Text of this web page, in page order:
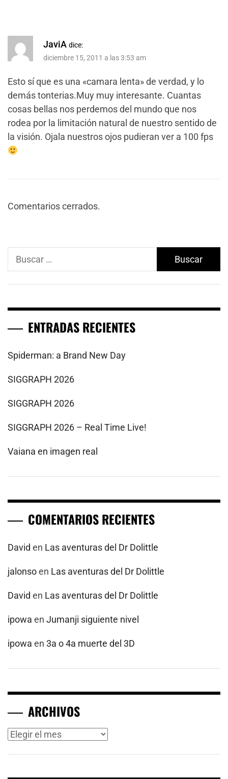
JaviA dice:
diciembre 15, 2011 a las 3:53 am
Esto sí que es una «camara lenta» de verdad, y lo
demás tonterias.Muy muy interesante. Cuantas
cosas bellas nos perdemos del mundo que nos
rodea por la limitación natural de nuestro sentido de
la visión. Ojala nuestros ojos pudieran ver a 100 fps
Comentarios cerrados.
Buscar:
ENTRADAS RECIENTES
Spiderman: a Brand New Day
SIGGRAPH 2026
SIGGRAPH 2026
SIGGRAPH 2026 – Real Time Live!
Vaiana en imagen real
COMENTARIOS RECIENTES
David en Las aventuras del Dr Dolittle
jalonsoen Las aventuras del Dr Dolittle
David en Las aventuras del Dr Dolittle
ipowa en Jumanji siguiente nivel
ipowa en 3a o 4a muerte del 3D
ARCHIVOS
Archivos